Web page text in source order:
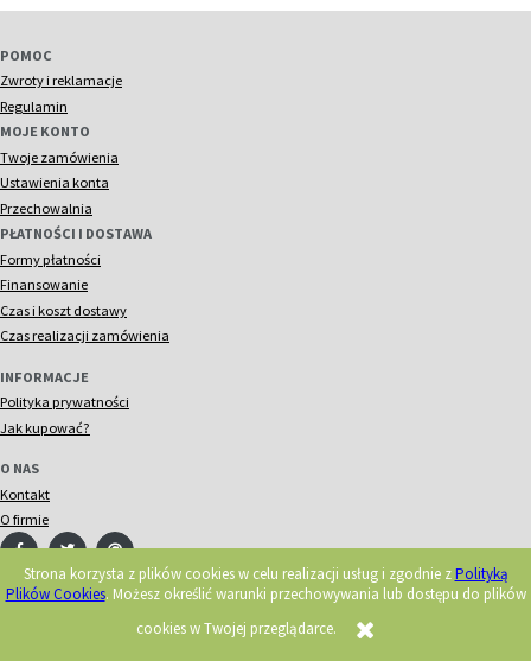
Strona korzysta z plików cookies w celu realizacji usług i zgodnie zPolityką
Plików Cookies. Możesz określić warunki przechowywania lub dostępu do plików
cookies w Twojej przeglądarce.
POMOC
Zwroty i reklamacje
Regulamin
MOJE KONTO
Twoje zamówienia
Ustawienia konta
Przechowalnia
PŁATNOŚCI I DOSTAWA
Formy płatności
Finansowanie
Czas i koszt dostawy
Czas realizacji zamówienia
INFORMACJE
Polityka prywatności
Jak kupować?
O NAS
Kontakt
O firmie
© 2018 Acorn. Wszelkie prawa zastrzeżone.